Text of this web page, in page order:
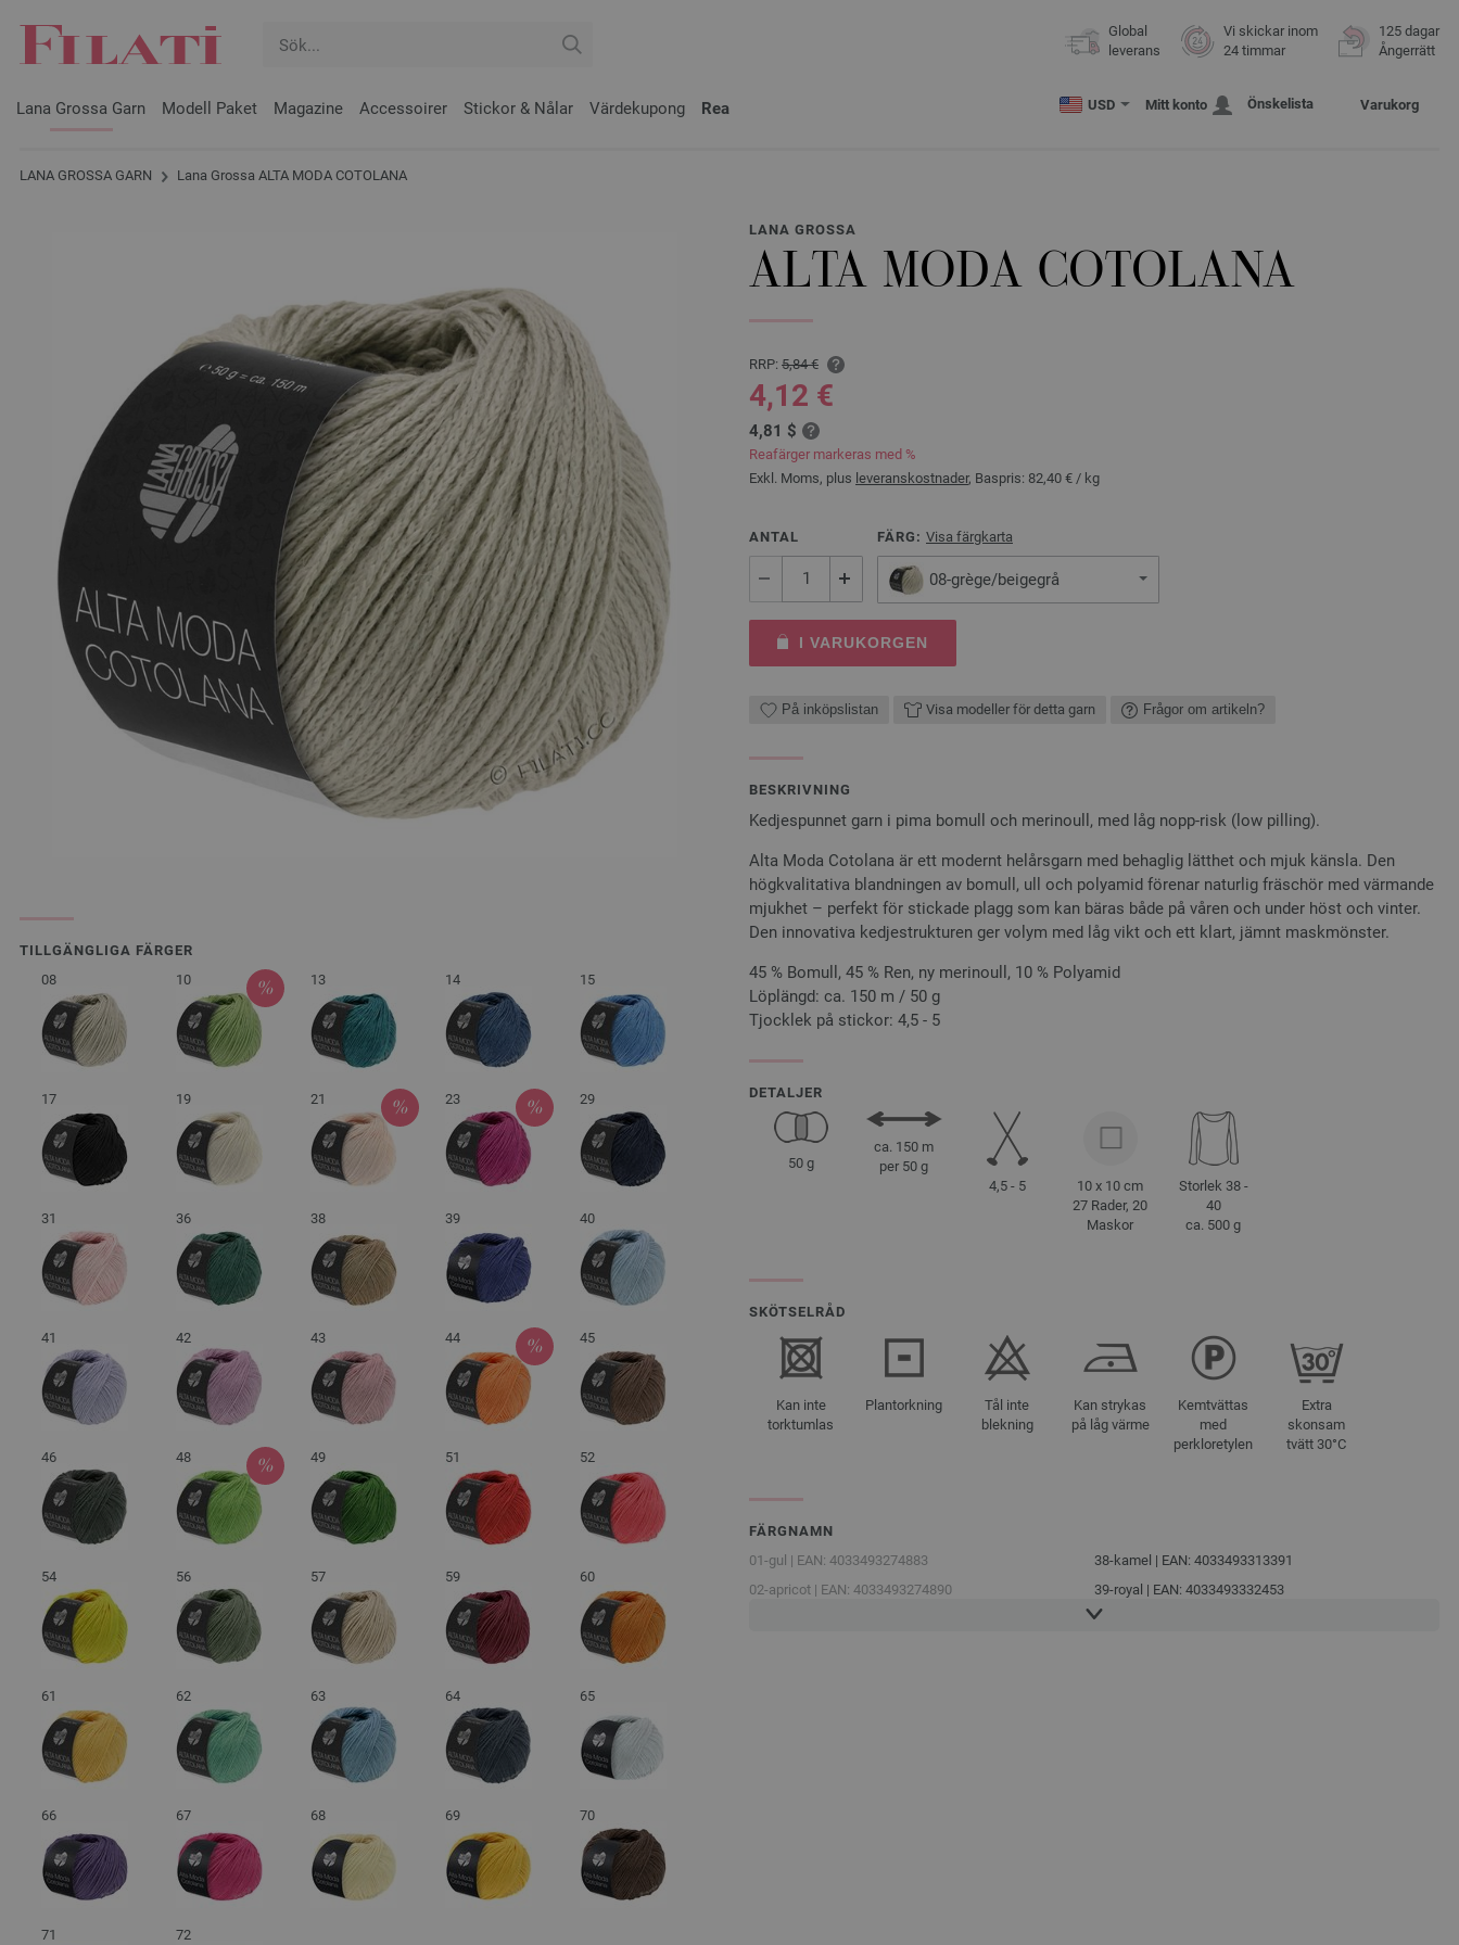
Global
leverans
Vi skickar inom
24 timmar
125 dagar
Ångerrätt
Lana Grossa Garn Modell Paket Magazine Accessoirer Stickor & Nålar Värdekupong Rea USD Mitt konto Önskelista Varukorg
LANA GROSSA GARN Lana Grossa ALTA MODA COTOLANA
TILLGÄNGLIGA FÄRGER
08
10 13 14 15
17 19 21 23 29
31 36 38 39 40
41 42 43 44 45
46 48 49 51 52
54 56 57 59 60
61 62 63 64 65
66 67 68 69 70
71 72
LANA GROSSA
ALTA MODA COTOLANA
RRP: 5,84 €
4,12 €
4,81 $
Reafärger markeras med %
Exkl. Moms, plus leveranskostnader, Baspris: 82,40 € / kg
ANTAL FÄRG: Visa färgkarta
08-grège/beigegrå
I VARUKORGEN
På inköpslistan Visa modeller för detta garn Frågor om artikeln?
BESKRIVNING
Kedjespunnet garn i pima bomull och merinoull, med låg nopp-risk (low pilling).
Alta Moda Cotolana är ett modernt helårsgarn med behaglig lätthet och mjuk känsla. Den
högkvalitativa blandningen av bomull, ull och polyamid förenar naturlig fräschör med värmande
mjukhet – perfekt för stickade plagg som kan bäras både på våren och under höst och vinter.
Den innovativa kedjestrukturen ger volym med låg vikt och ett klart, jämnt maskmönster.
45 % Bomull, 45 % Ren, ny merinoull, 10 % Polyamid
Löplängd: ca. 150 m / 50 g
Tjocklek på stickor: 4,5 - 5
DETALJER
50 g
ca. 150 m
per 50 g
4,5 - 5
10 x 10 cm
27 Rader, 20
Maskor
Storlek 38 -
40
ca. 500 g
SKÖTSELRÅD
Kan inte
torktumlas
Plantorkning
Tål inte
blekning
Kan strykas
på låg värme
Kemtvättas
med
perkloretylen
Extra
skonsam
tvätt 30°C
FÄRGNAMN
01-gul | EAN: 4033493274883
02-apricot | EAN: 4033493274890
38-kamel | EAN: 4033493313391
39-royal | EAN: 4033493332453
40-ljus blå | EAN: 4033493332460